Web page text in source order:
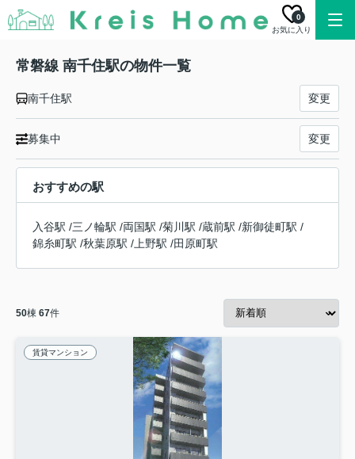
お気に入り
0
常磐線 南千住駅の物件一覧
南千住駅 変更
募集中 変更
おすすめの駅
入谷駅 /三ノ輪駅 /両国駅 /菊川駅 /蔵前駅 /新御徒町駅 /
錦糸町駅 /秋葉原駅 / 上野駅 /田原町駅
50棟 67件
賃貸マンション